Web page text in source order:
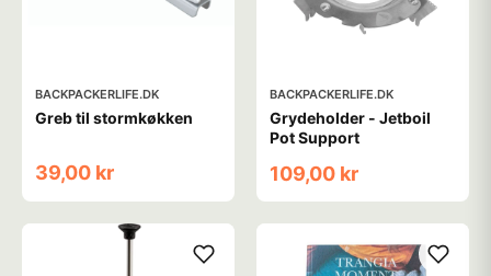
BACKPACKERLIFE.DK
Greb til stormkøkken
39,00 kr
BACKPACKERLIFE.DK
Grydeholder - Jetboil
Pot Support
109,00 kr